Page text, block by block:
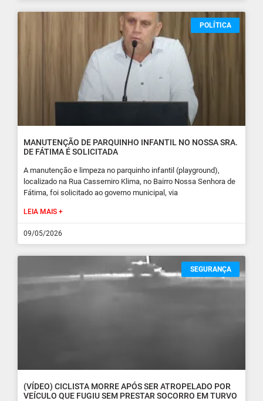
POLÍTICA
MANUTENÇÃO DE PARQUINHO INFANTIL NO NOSSA SRA.
DE FÁTIMA É SOLICITADA
A manutenção e limpeza no parquinho infantil (playground),
localizado na Rua Cassemiro Klima, no Bairro Nossa Senhora de
Fátima, foi solicitado ao governo municipal, via
LEIA MAIS +
09/05/2026
SEGURANÇA
(VÍDEO) CICLISTA MORRE APÓS SER ATROPELADO POR
VEÍCULO QUE FUGIU SEM PRESTAR SOCORRO EM TURVO